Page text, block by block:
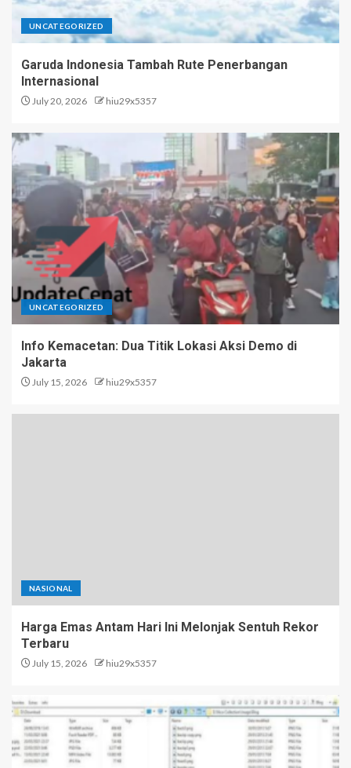
UNCATEGORIZED
Garuda Indonesia Tambah Rute Penerbangan
Internasional
July 20, 2026 hiu29x5357
UNCATEGORIZED
Info Kemacetan: Dua Titik Lokasi Aksi Demo di
Jakarta
July 15, 2026 hiu29x5357
NASIONAL
Harga Emas Antam Hari Ini Melonjak Sentuh Rekor
Terbaru
July 15, 2026 hiu29x5357